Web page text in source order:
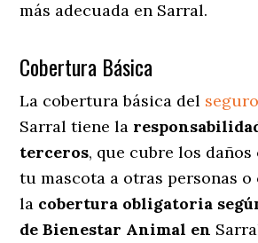
más adecuada en Sarral.
Cobertura Básica
La cobertura básica del
Sarral tiene la
terceros, que cubre los
tu mascota a otras personas o
la cobertura obligatoria
de Bienestar Animal en